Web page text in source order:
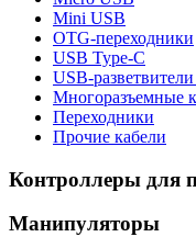
Mini USB
OTG-переходники
USB Type-C
USB-
Многоразъемные
Переходники
Прочие кабели
Контроллеры для
Манипуляторы